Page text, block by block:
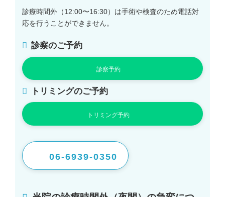
診療時間外（12:00〜16:30）は手術や検査のため電話対
応を行うことができません。
診察のご予約
診察予約
トリミングのご予約
トリミング予約
06-6939-0350